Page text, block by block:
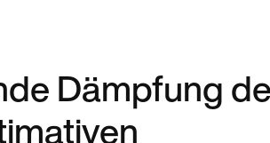
Dämpfung